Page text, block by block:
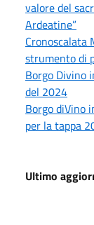
valore del
Ardeatine”
Cronoscalata
strumento di
Borgo Divino
del 2024
Borgo diVino
per la tappa
Ultimo